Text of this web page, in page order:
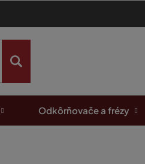
Odkôrňovače a frézy